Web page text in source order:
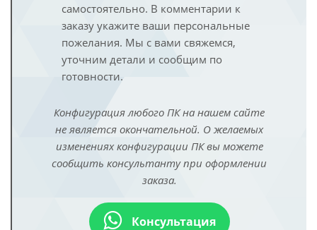
самостоятельно. В комментарии к
заказу укажите ваши персональные
пожелания. Мы с вами свяжемся,
уточним детали и сообщим по
готовности.
Конфигурация любого ПК на нашем сайте
не является окончательной. О желаемых
изменениях конфигурации ПК вы можете
сообщить консультанту при оформлении
заказа.
Консультация